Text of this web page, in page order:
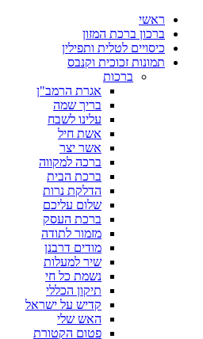
ראשי
ברכון ברכת המזון
כיסויים לטלית ותפילין
תמונות זכוכית וקנבס
ברכות
אגרת הרמב"ן
בריך שמה
עלינו לשבח
אשת חיל
אשר יצר
ברכה למקווה
ברכת הבית
הדלקת נרות
שלום עליכם
ברכת העסק
מזמור לתודה
מודים דרבנן
שיר למעלות
נשמת כל חי
תיקון הכללי
קדיש על ישראל
האש שלי
פטום הקטורת